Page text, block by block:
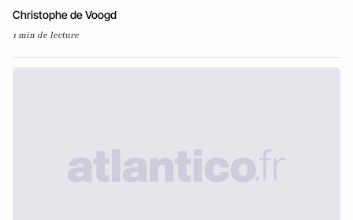
Christophe de Voogd
1 min de lecture